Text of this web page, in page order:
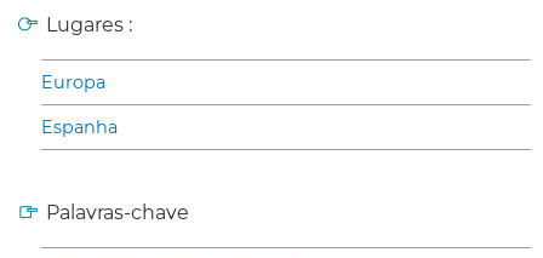
Lugares :
Europa
Espanha
Palavras-chave